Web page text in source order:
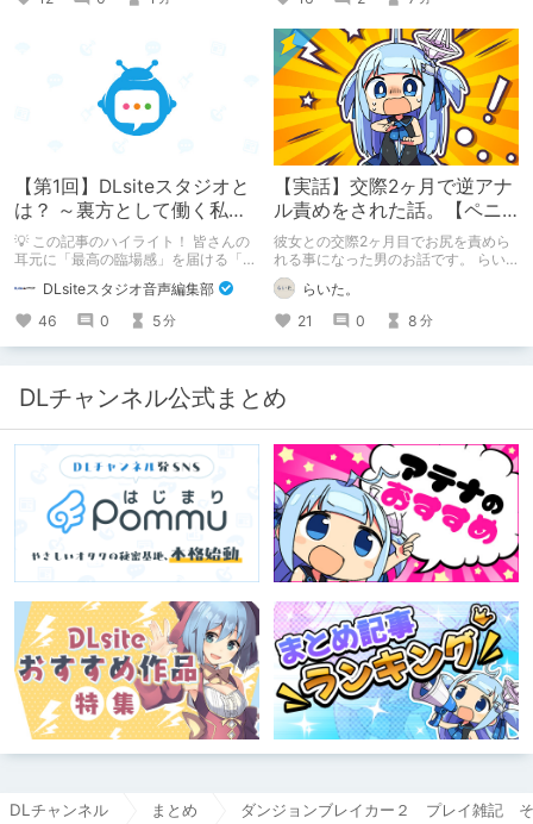
して1～3巻まで90%OFFクーポン配
【第1回】DLsiteスタジオと
は？ ～裏方として働く私た
ちの紹介
💡 この記事のハイライト！ 皆さんの
耳元に「最高の臨場感」を届ける「サ
ウンドエンジニアの仕事」のリアルな
舞台裏を大公開！ スマートな専門
職……と思いきや、実態は「音の変態
（褒め言葉）」が集まるチーム！？
成人男性スタッフがダミヘに抱きつ
る超大真面目な理由とは？ クオリテ
ィ向上のための、ちょっとシュールな
DLsiteスタジオ音声編集部
46
0 5分
【実話】交際2ヶ月で逆アナ
ル責めをされた話。【ペニ
バン】
彼女との交際2ヶ月目でお尻を責めら
れる事になった男のお話です。 らい
た。のエチエチ体験談#2【逆アナ
ル】 らいた。
21
0 8 分
DLチャンネル公式まとめ
DLチャンネル まとめ ダンジョンブレイカー２ プレイ雑記